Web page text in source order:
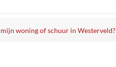
woning of schuur in Westerveld?